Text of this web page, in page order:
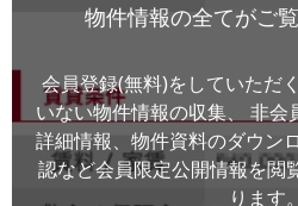
物件情報の全てがご
会員登録(無料)をしていただ
いない物件情報の収集、
非会
詳細情報、物件資料のダウンロ
認など会員限定公開情報を閲
ります。